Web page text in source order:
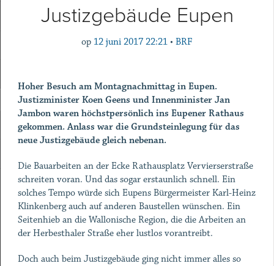
Justizgebäude Eupen
op 12 juni 2017 22:21 • BRF
Hoher Besuch am Montagnachmittag in Eupen.
Justizminister Koen Geens und Innenminister Jan
Jambon waren höchstpersönlich ins Eupener Rathaus
gekommen. Anlass war die Grundsteinlegung für das
neue Justizgebäude gleich nebenan.
Die Bauarbeiten an der Ecke Rathausplatz Vervierserstraße
schreiten voran. Und das sogar erstaunlich schnell. Ein
solches Tempo würde sich Eupens Bürgermeister Karl-Heinz
Klinkenberg auch auf anderen Baustellen wünschen. Ein
Seitenhieb an die Wallonische Region, die die Arbeiten an
der Herbesthaler Straße eher lustlos vorantreibt.
Doch auch beim Justizgebäude ging nicht immer alles so